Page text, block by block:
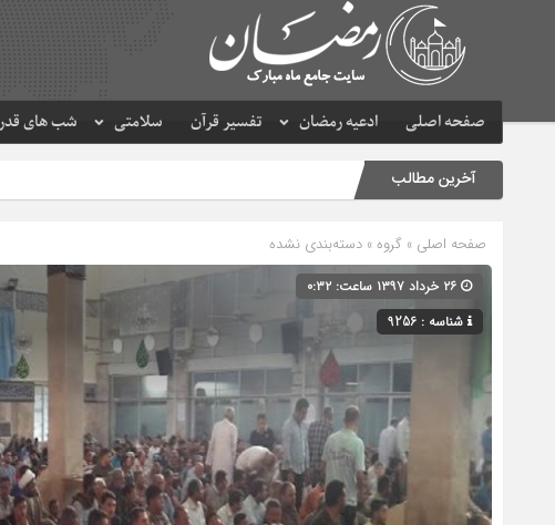
صفحه اصلی ادعیه رمضان تفسیر قرآن سلامتی شب های قدر
آخرین مطالب
صفحه اصلی » گروه » دسته‌بندی نشده
شناسه : 9256